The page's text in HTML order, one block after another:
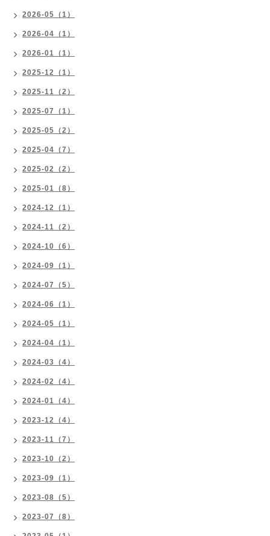
2026-05（1）
2026-04（1）
2026-01（1）
2025-12（1）
2025-11（2）
2025-07（1）
2025-05（2）
2025-04（7）
2025-02（2）
2025-01（8）
2024-12（1）
2024-11（2）
2024-10（6）
2024-09（1）
2024-07（5）
2024-06（1）
2024-05（1）
2024-04（1）
2024-03（4）
2024-02（4）
2024-01（4）
2023-12（4）
2023-11（7）
2023-10（2）
2023-09（1）
2023-08（5）
2023-07（8）